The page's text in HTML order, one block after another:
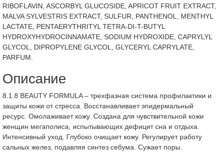
RIBOFLAVIN, ASCORBYL GLUCOSIDE, APRICOT FRUIT EXTRACT,
MALVA SYLVESTRIS EXTRACT, SULFUR, PANTHENOL, MENTHYL
LACTATE, PENTAERYTHRITYL TETRA-DI-T-BUTYL
HYDROXYHYDROCINNAMATE, SODIUM HYDROXIDE, CAPRYLYL
GLYCOL, DIPROPYLENE GLYCOL, GLYCERYL CAPRYLATE,
PARFUM.
Описание
8.1.8 BEAUTY FORMULA – трехфазная система профилактики и
защиты кожи от стресса. Восстанавливает эпидермальный
ресурс. Омолаживает кожу. Создана для чувствительной кожи
женщин мегаполиса, испытывающих дефицит сна и отдыха.
Интенсивный уход. Глубоко очищает кожу. Регулирует работу
сальных желез, подавляя синтез себума. Сужает поры.